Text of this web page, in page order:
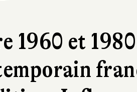
1960 et